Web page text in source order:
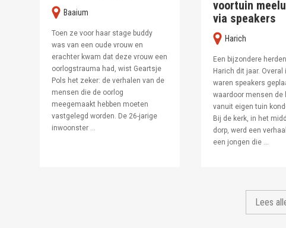
Baaium
Toen ze voor haar stage buddy
was van een oude vrouw en
erachter kwam dat deze vrouw een
oorlogstrauma had, wist Geartsje
Pols het zeker: de verhalen van de
mensen die de oorlog
meegemaakt hebben moeten
vastgelegd worden. De 26-jarige
inwoonster ...
voortuin
via speakers
Harich
Een bijzondere
Harich dit jaar. Overal
waren speakers
waardoor mensen de
vanuit eigen tuin
Bij de kerk, in het
dorp, werd een
een jongen die ...
Lees